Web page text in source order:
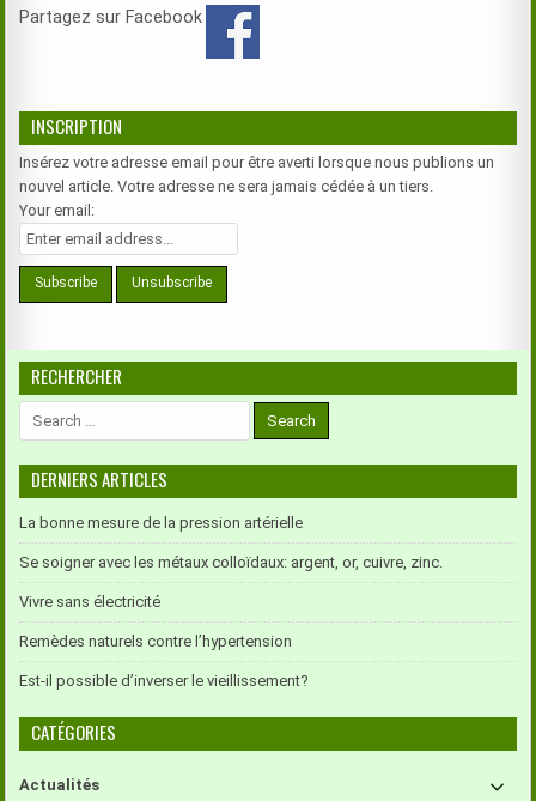
Partagez sur Facebook
INSCRIPTION
Insérez votre adresse email pour être averti lorsque nous publions un
nouvel article. Votre adresse ne sera jamais cédée à un tiers.
Your email:
RECHERCHER
DERNIERS ARTICLES
La bonne mesure de la pression artérielle
Se soigner avec les métaux colloïdaux: argent, or, cuivre, zinc.
Vivre sans électricité
Remèdes naturels contre l’hypertension
Est-il possible d’inverser le vieillissement?
CATÉGORIES
Actualités